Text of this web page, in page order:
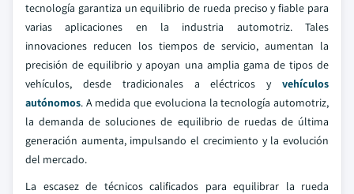
tecnología garantiza un equilibrio de rueda preciso y fiable para
varias aplicaciones en la industria automotriz. Tales
innovaciones reducen los tiempos de servicio, aumentan la
precisión de equilibrio y apoyan una amplia gama de tipos de
vehículos, desde tradicionales a eléctricos y vehículos
autónomos. A medida que evoluciona la tecnología automotriz,
la demanda de soluciones de equilibrio de ruedas de última
generación aumenta, impulsando el crecimiento y la evolución
del mercado.
La escasez de técnicos calificados para equilibrar la rueda